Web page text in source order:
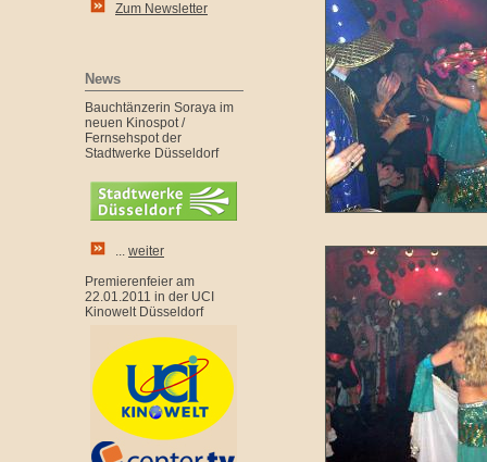
Zum Newsletter
News
Bauchtänzerin Soraya im
neuen Kinospot /
Fernsehspot der
Stadtwerke Düsseldorf
... weiter
Premierenfeier am
22.01.2011 in der UCI
Kinowelt Düsseldorf